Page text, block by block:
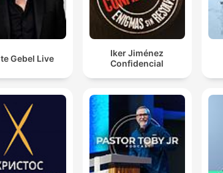
Gebel Live
Iker Jiménez
Confidencial